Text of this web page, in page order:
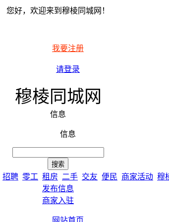
您好，欢迎来到穆棱同城网！
我要注册
请登录
穆棱同城网
信息
信息
招聘 零工 租房 二手 交友 便民 商家活动 穆
发布信息
商家入驻
网站首页